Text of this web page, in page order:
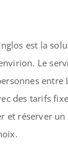
est la
Le
entre
des tarifs
et réserver